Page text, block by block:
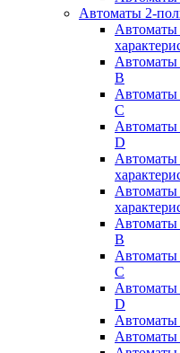
Автоматы 2-
Автоматы
B
Автоматы
C
Автоматы
D
Автоматы
B
Автоматы
C
Автоматы
D